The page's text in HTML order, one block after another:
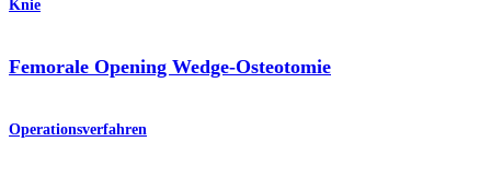
Knie
Femorale Opening Wedge-Osteotomie
Operationsverfahren